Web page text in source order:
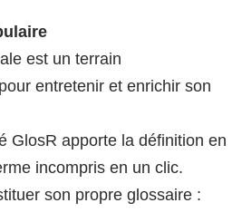
est un terrain
entretenir et enrichir son
GlosR apporte la définition en
incompris en un clic.
son propre glossaire :